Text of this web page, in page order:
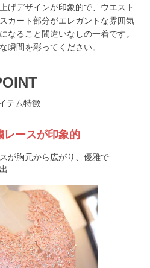
げデザインが印象的で、ウエスト
カート部分がエレガントな雰囲気
なること間違いなしの一着です。
瞬間を彩ってください。
テム特徴
レースが印象的
が胸元から広がり、優雅で